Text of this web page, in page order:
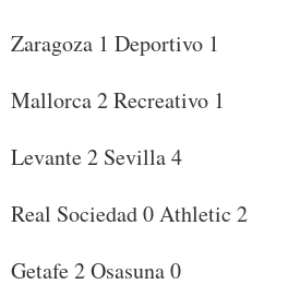
Zaragoza 1 Deportivo 1
Mallorca 2 Recreativo 1
Levante 2 Sevilla 4
Real Sociedad 0 Athletic 2
Getafe 2 Osasuna 0